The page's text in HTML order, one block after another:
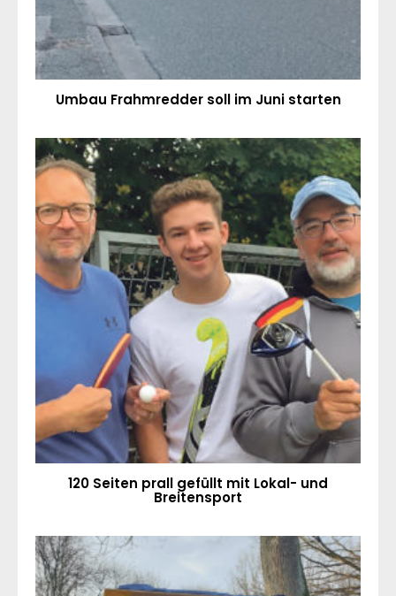
Umbau Frahmredder soll im Juni starten
120 Seiten prall gefüllt mit Lokal- und
Breitensport